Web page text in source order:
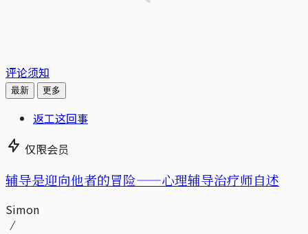
评论须知
最新 更多
返工这回事
仅限会员
辅导是迎向他者的冒险——心理辅导治疗师自述
Simon